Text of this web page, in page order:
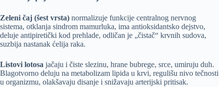
Zeleni čaj (šest vrsta) normalizuje funkcije centralnog nervnog
sistema, otklanja sindrom mamurluka, ima antioksidantsko dejstvo,
deluje antipiretički kod prehlade, odličan je „čistač“ krvnih sudova,
suzbija nastanak ćelija raka.
Listovi lotosa jačaju i čiste slezinu, hrane bubrege, srce, umiruju duh.
Blagotvorno deluju na metabolizam lipida u krvi, regulišu nivo tečnosti
u organizmu, olakšavaju disanje i snižavaju arterijski pritisak.